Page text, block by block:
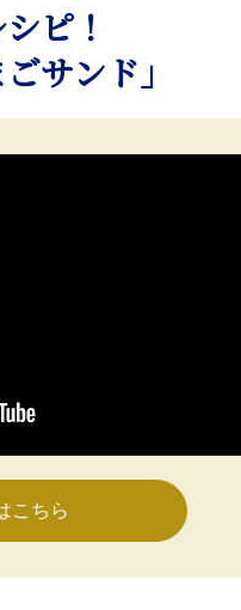
ピ！
サンド」​
こちら